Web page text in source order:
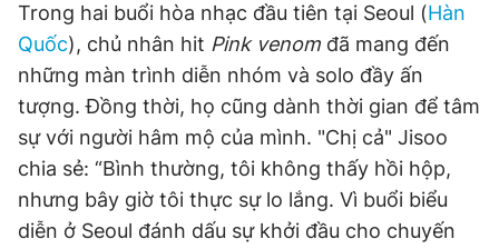
Trong hai buổi hòa nhạc đầu tiên tại Seoul (Hàn
Quốc), chủ nhân hit Pink venom đã mang đến
những màn trình diễn nhóm và solo đầy ấn
tượng. Đồng thời, họ cũng dành thời gian để tâm
sự với người hâm mộ của mình. "Chị cả" Jisoo
chia sẻ: “Bình thường, tôi không thấy hồi hộp,
nhưng bây giờ tôi thực sự lo lắng. Vì buổi biểu
diễn ở Seoul đánh dấu sự khởi đầu cho chuyến